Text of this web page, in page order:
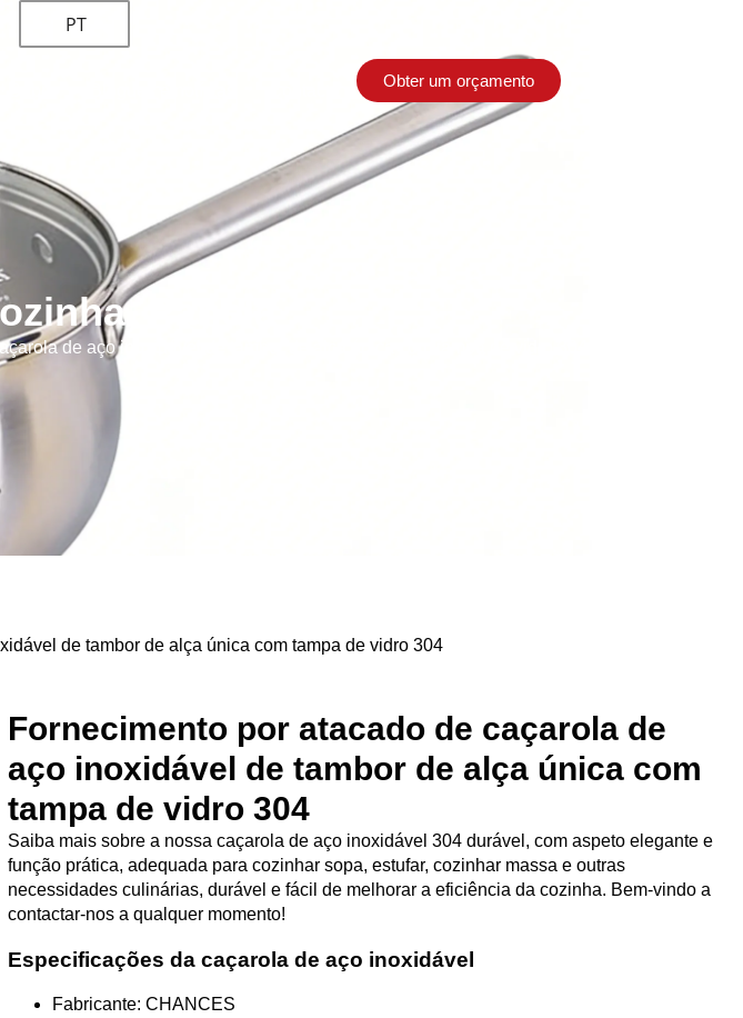
PT
Obter um orçamento
,
de aço inoxidável de tambor de alça única com tampa de vidro 304
de tambor de alça única com tampa de vidro 304
Fornecimento por atacado de caçarola de
aço inoxidável de tambor de alça única com
tampa de vidro 304
Saiba mais sobre a nossa caçarola de aço inoxidável 304 durável, com aspeto elegante e
função prática, adequada para cozinhar sopa, estufar, cozinhar massa e outras
necessidades culinárias, durável e fácil de melhorar a eficiência da cozinha. Bem-vindo a
contactar-nos a qualquer momento!
Especificações da caçarola de aço inoxidável
Fabricante: CHANCES